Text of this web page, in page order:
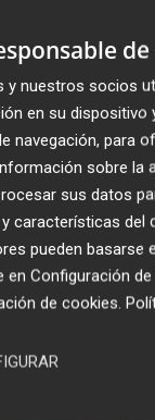
enviada
al bolet n aqu
y nuestros socios
en su dispositivo
navegación, para
sobre la
sus datos
características del
pueden basarse
en Configuración de
de cookies.